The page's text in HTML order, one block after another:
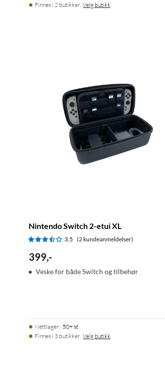
Finnes i 2 butikker. Velg butikk
Nintendo Switch 2-etui XL
3.5 (2 kundeanmeldelser)
399,-
Veske for både Switch og tilbehør
Nettlager: 50+ st
Finnes i 3 butikker. Velg butikk